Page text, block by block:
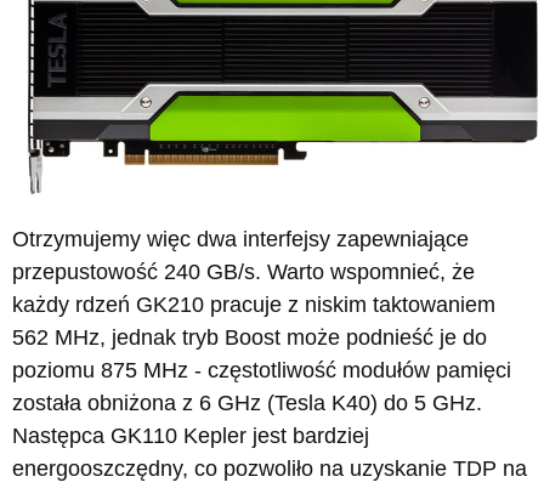
Otrzymujemy więc dwa interfejsy zapewniające
przepustowość 240 GB/s. Warto wspomnieć, że
każdy rdzeń GK210 pracuje z niskim taktowaniem
562 MHz, jednak tryb Boost może podnieść je do
poziomu 875 MHz - częstotliwość modułów pamięci
została obniżona z 6 GHz (Tesla K40) do 5 GHz.
Następca GK110 Kepler jest bardziej
energooszczędny, co pozwoliło na uzyskanie TDP na